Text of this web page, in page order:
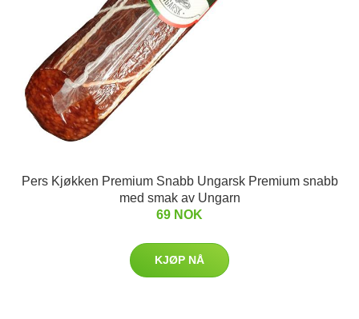
Pers Kjøkken Premium Snabb Ungarsk Premium snabb
med smak av Ungarn
69 NOK
KJØP NÅ